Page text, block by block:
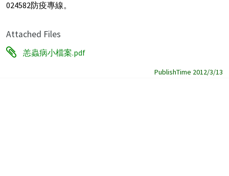
024582防疫專線。
Attached Files
恙蟲病小檔案.pdf
PublishTime 2012/3/13